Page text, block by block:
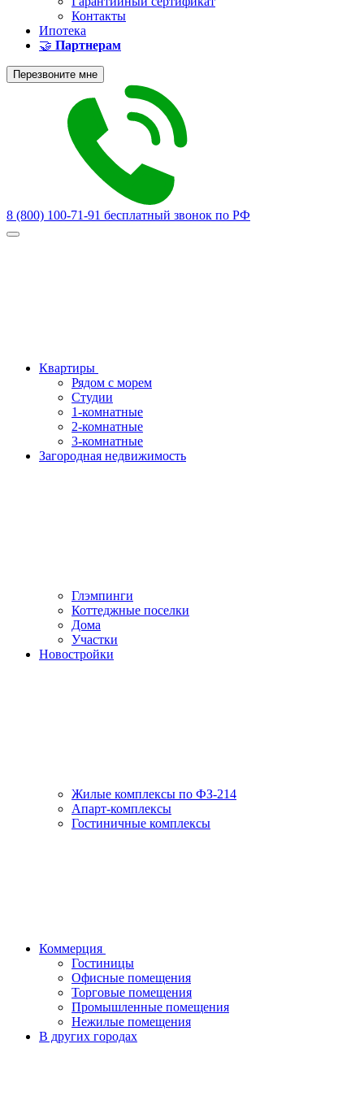
Контакты
Ипотека
🤝 Партнерам
Перезвоните мне
8 (800) 100-71-91 бесплатный звонок по РФ
Квартиры
Рядом с морем
Студии
1-комнатные
2-комнатные
3-комнатные
Загородная недвижимость
Глэмпинги
Коттеджные поселки
Дома
Участки
Новостройки
Жилые комплексы по ФЗ-214
Апарт-комплексы
Гостиничные комплексы
Коммерция
Гостиницы
Офисные помещения
Торговые помещения
Промышленные помещения
Нежилые помещения
В других городах